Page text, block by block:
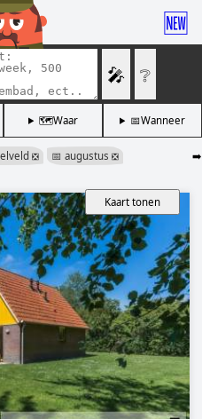
🆕
🎤 ❔
🗺️Waar 📅Wanneer
➡️
❎ 📅 augustus ❎
Kaart tonen